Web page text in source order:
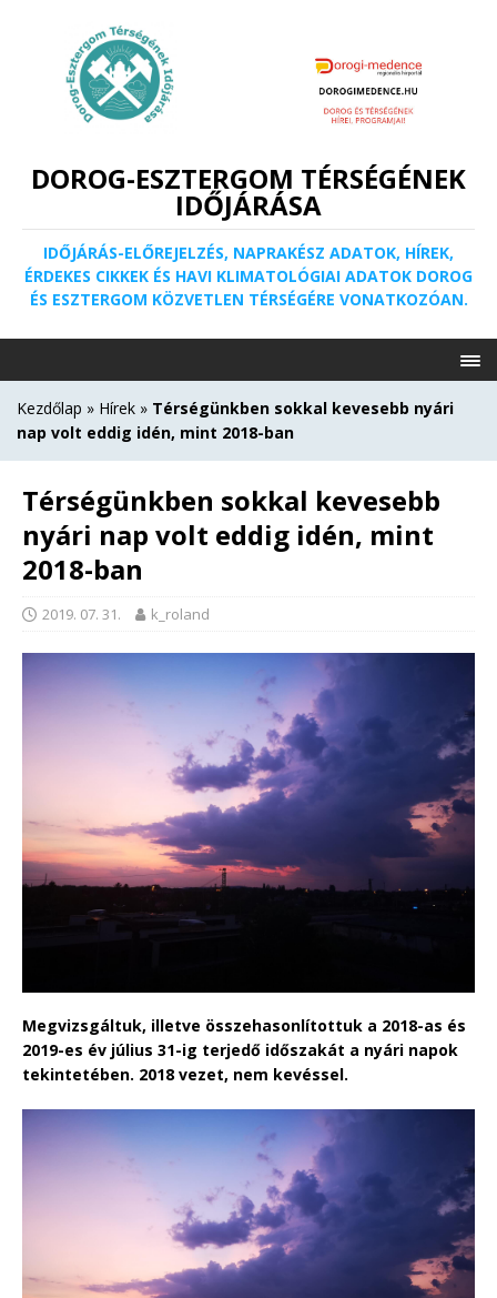
DOROG-ESZTERGOM TÉRSÉGÉNEK
IDŐJÁRÁSA
IDŐJÁRÁS-ELŐREJELZÉS, NAPRAKÉSZ ADATOK, HÍREK,
ÉRDEKES CIKKEK ÉS HAVI KLIMATOLÓGIAI ADATOK DOROG
ÉS ESZTERGOM KÖZVETLEN TÉRSÉGÉRE VONATKOZÓAN.
Kezdőlap » Hírek » Térségünkben sokkal kevesebb nyári
nap volt eddig idén, mint 2018-ban
Térségünkben sokkal kevesebb
nyári nap volt eddig idén, mint
2018-ban
2019. 07. 31. k_roland
Megvizsgáltuk, illetve összehasonlítottuk a 2018-as és
2019-es év július 31-ig terjedő időszakát a nyári napok
tekintetében. 2018 vezet, nem kevéssel.